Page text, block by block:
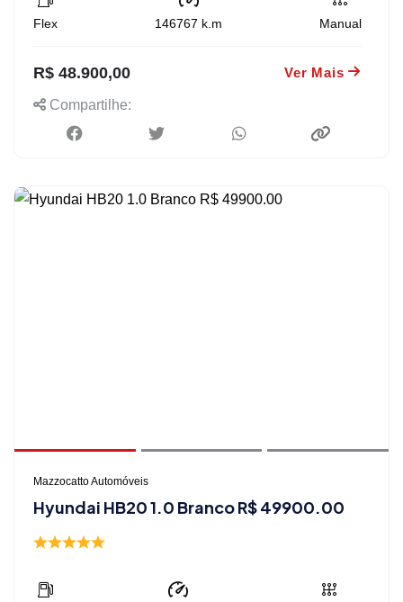
Flex 146767 k.m Manual
R$ 48.900,00 Ver Mais
Compartilhe:
Mazzocatto Automóveis
Hyundai HB20 1.0 Branco R$ 49900.00